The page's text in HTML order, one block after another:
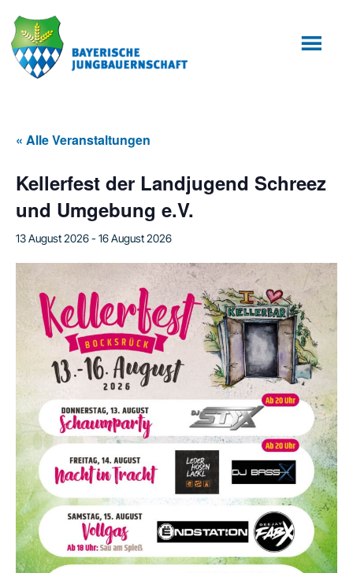
Inhalt
springen
Fußzeile
springen
« Alle Veranstaltungen
Kellerfest der Landjugend Schreez
und Umgebung e.V.
13 August 2026-16 August 2026